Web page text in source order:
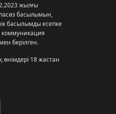
жылғы
басылымын,
басылымды есепке
коммуникация
берілген.
өнімдері 18 жастан